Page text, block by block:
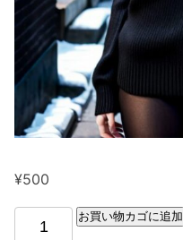
¥500
お買い物カゴに追加